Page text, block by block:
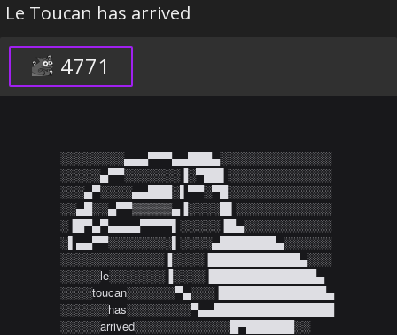
Le Toucan has arrived
4771
░░░░░░░░▄▄▄▀▀▀▄▄███▄░░░░░░░░░░░░░░
░░░░░▄▀▀░░░░░░░▐░▀██▌░░░░░░░░░░░░░
░░░▄▀░░░░▄▄███░▌▀▀░▀█░░░░░░░░░░░░░
░░▄█░░▄▀▀▒▒▒▒▒▄▐░░░░█▌░░░░░░░░░░░░
░▐█▀▄▀▄▄▄▄▀▀▀▀▌░░░░░▐█▄░░░░░░░░░░░
░▌▄▄▀▀░░░░░░░░▌░░░░▄███████▄░░░░░░
░░░░░░░░░░░░░▐░░░░▐███████████▄░░░
░░░░░le░░░░░░░▐░░░░▐█████████████▄
░░░░toucan░░░░░░▀▄░░░▐█████████████▄
░░░░░░has░░░░░░░░▀▄▄███████████████
░░░░░arrived░░░░░░░░░░░░█▀██████░░